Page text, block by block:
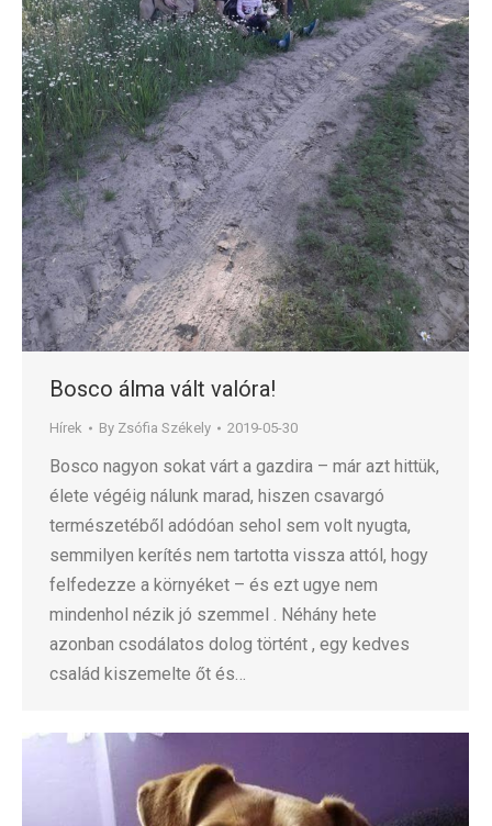
Bosco álma vált valóra!
Hírek By Zsófia Székely 2019-05-30
Bosco nagyon sokat várt a gazdira – már azt hittük,
élete végéig nálunk marad, hiszen csavargó
természetéből adódóan sehol sem volt nyugta,
semmilyen kerítés nem tartotta vissza attól, hogy
felfedezze a környéket – és ezt ugye nem
mindenhol nézik jó szemmel . Néhány hete
azonban csodálatos dolog történt , egy kedves
család kiszemelte őt és…